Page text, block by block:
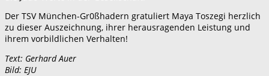
Der TSV München-Gr0ßhadern gratuliert Maya Toszegi herzlich
zu dieser Auszeichnung, ihrer herausragenden Leistung und
ihrem vorbildlichen Verhalten!
Text: Gerhard Auer
Bild: EJU